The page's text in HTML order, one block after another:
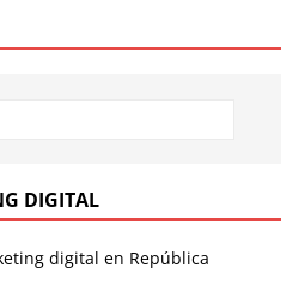
DIGITAL
digital en República